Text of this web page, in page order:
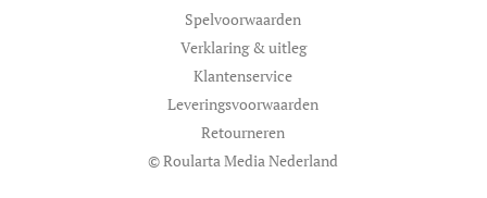
Spelvoorwaarden
Verklaring & uitleg
Klantenservice
Leveringsvoorwaarden
Retourneren
© Roularta Media Nederland